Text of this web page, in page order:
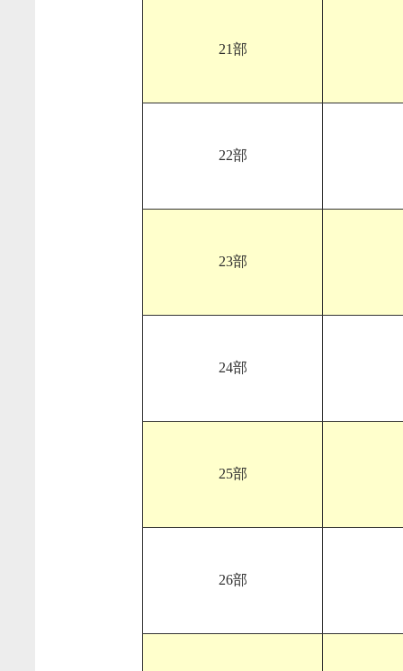
21部
22部
23部
24部
25部
26部